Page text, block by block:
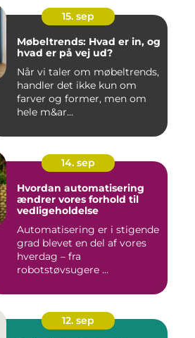
15. sep
Møbeltrends: Hvad er in, og
hvad er på vej ud?
Når vi taler om møbeltrends,
handler det ikke kun om
farver og former, men om
hele m&ar...
14. sep
Hvordan automatisering
ændrer vores forhold til
vedligeholdelse
Automatisering er i stigende
grad blevet en del af vores
hverdag – fra
robotstøvsugere ...
12. sep